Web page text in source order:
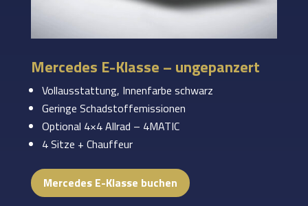
Mercedes E-Klasse – ungepanzert
Vollausstattung, Innenfarbe schwarz
Geringe Schadstoffemissionen
Optional 4×4 Allrad – 4MATIC
4 Sitze + Chauffeur
Mercedes E-Klasse buchen